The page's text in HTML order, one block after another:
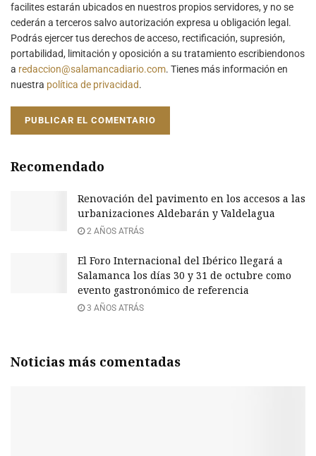
facilites estarán ubicados en nuestros propios servidores, y no se
cederán a terceros salvo autorización expresa u obligación legal.
Podrás ejercer tus derechos de acceso, rectificación, supresión,
portabilidad, limitación y oposición a su tratamiento escribiendonos
a redaccion@salamancadiario.com. Tienes más información en
nuestra política de privacidad.
Recomendado
Renovación del pavimento en los accesos a las
urbanizaciones Aldebarán y Valdelagua
2 AÑOS ATRÁS
El Foro Internacional del Ibérico llegará a
Salamanca los días 30 y 31 de octubre como
evento gastronómico de referencia
3 AÑOS ATRÁS
Noticias más comentadas